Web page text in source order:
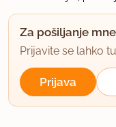
Za pošiljanje
Prijavite se lahko
Prijava